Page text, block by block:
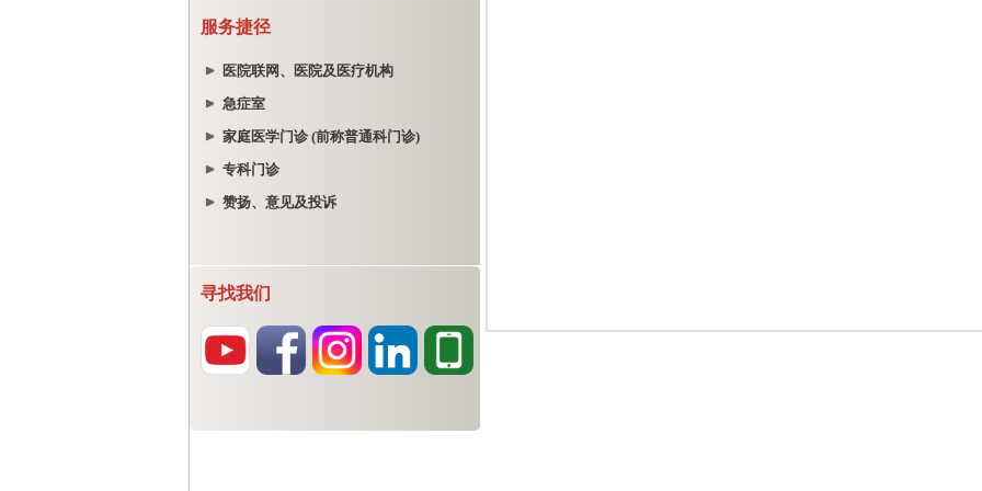
服务捷径
医院联网、医院及医疗机构
急症室
家庭医学门诊 (前称普通科门诊)
专科门诊
赞扬、意见及投诉
寻找我们